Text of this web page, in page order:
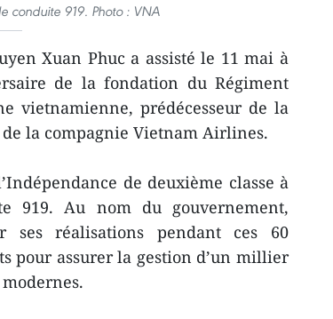
conduite 919. Photo : VNA
Xuan Phuc a assisté le 11 mai à
de la fondation du Régiment
vietnamienne, prédécesseur de la
la compagnie Vietnam Airlines.
de deuxième classe à
919. Au nom du gouvernement,
ses réalisations pendant ces 60
pour assurer la gestion d’un millier